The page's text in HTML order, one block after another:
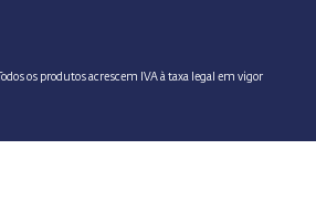
Todos os produtos acrescem IVA à taxa legal em vigor